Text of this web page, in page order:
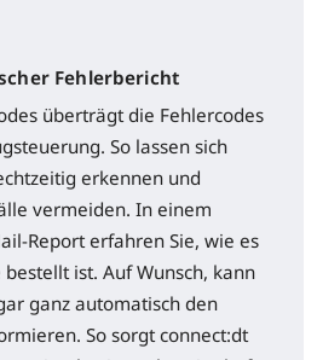
Fehlerbericht
überträgt die Fehlercodes
So lassen sich
erkennen und
vermeiden. In einem
Report erfahren Sie, wie es
ist. Auf Wunsch, kann
ganz automatisch den
So sorgt connect:dt